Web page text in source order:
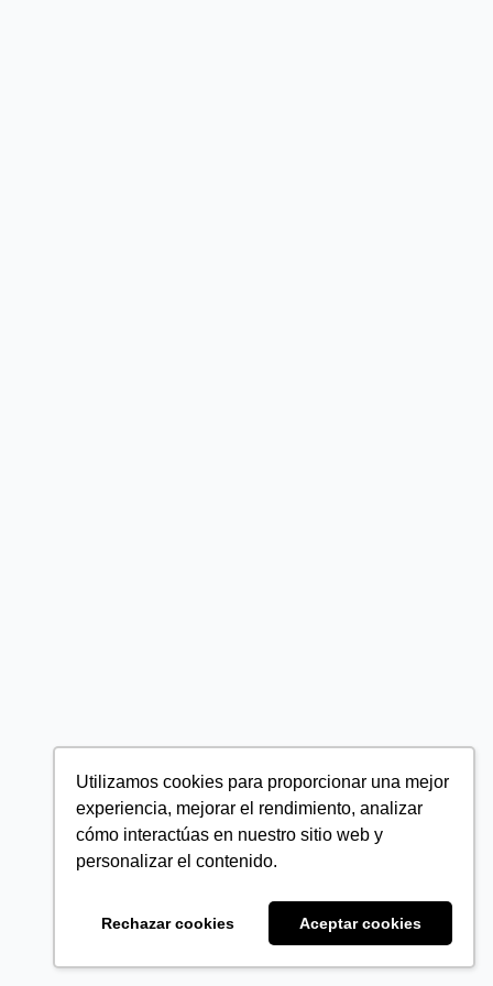
Utilizamos cookies para proporcionar una mejor
experiencia, mejorar el rendimiento, analizar
cómo interactúas en nuestro sitio web y
personalizar el contenido.
Rechazar cookies Aceptar cookies